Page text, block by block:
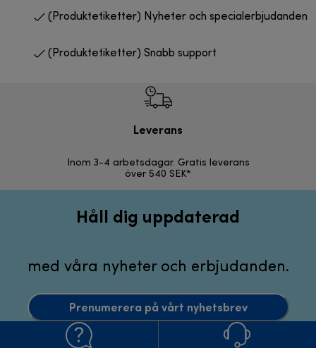
(Produktetiketter) Nyheter och specialerbjudanden
(Produktetiketter) Snabb support
Leverans
Inom 3-4 arbetsdagar. Gratis leverans
över 540 SEK*
Håll dig uppdaterad
med våra nyheter och erbjudanden.
Prenumerera på vårt nyhetsbrev